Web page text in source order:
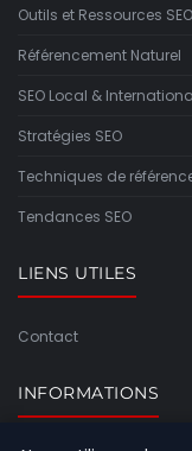
Outils et Ressources SEO
Référencement Naturel
SEO Local &
Stratégies SEO
Techniques de
Tendances SEO
LIENS UTILES
Contact
INFORMATIONS